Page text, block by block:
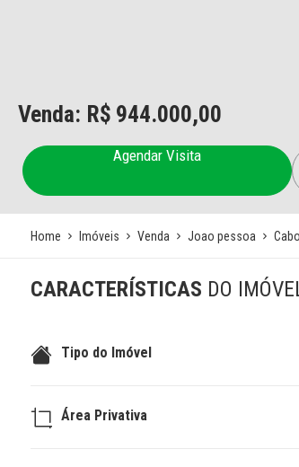
Venda: R$ 944.000,00
Agendar Visita
Home Imóveis Venda Joao pessoa
CARACTERÍSTICAS DO
Tipo do Imóvel
Área Privativa